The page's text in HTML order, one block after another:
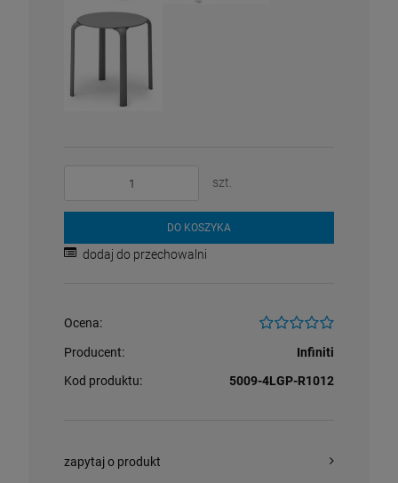
Ferne
379,00 zł
397,00 zł
szt.
DO KOSZYKA
dodaj do przechowalni
Ocena:
Producent:
Infiniti
Kod produktu:
5009-4LGP-R1012
zapytaj o produkt